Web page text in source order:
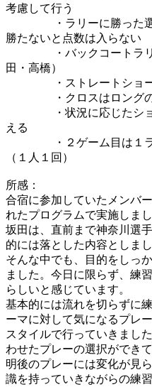
考慮して行う
・ラリーに勝った選手
勝たないと点数は入らない
・バックコートラリー
田・高橋）
・ストレートショー
・クロスはロング
・状況に応じたショッ
える
・２ゲーム目は１ラリ
（１人１回）
所感：
合宿に参加していたメンバ
れたプログラムで実施しま
坂田は、直前まで神奈川選
的には落とした内容としまし
そんな中でも、目的をしっ
ました。今日に限らず、練
らしいと感じています。
基本的には流れを切らずに
ーマに対して気になるプレ
スタイルで行っていきまし
わせたプレーの選択ができ
明後のプレーには変化が見
識を持っていきながらの練